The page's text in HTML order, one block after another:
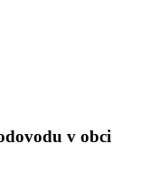
v obci